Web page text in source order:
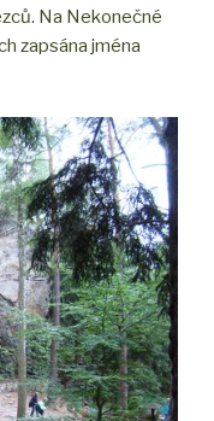
Na Nekonečné
zapsána jména